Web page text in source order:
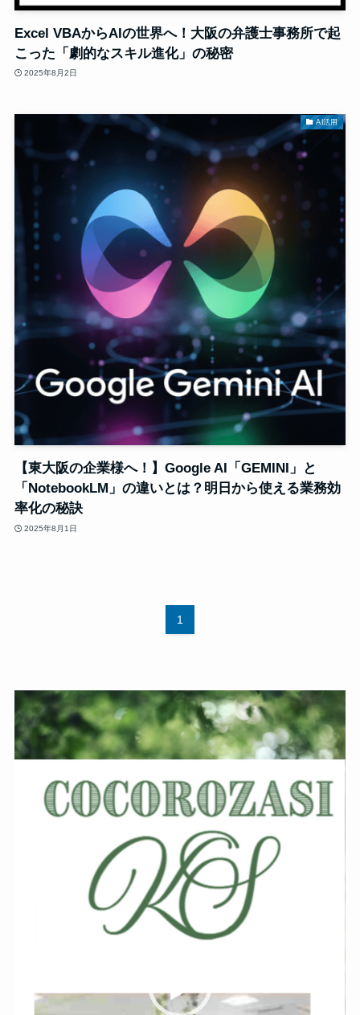
Excel VBAからAIの世界へ！大阪の弁護士事務所で起
こった「劇的なスキル進化」の秘密
2025年8月2日
AI活用
【東大阪の企業様へ！】Google AI「GEMINI」と
「NotebookLM」の違いとは？明日から使える業務効
率化の秘訣
2025年8月1日
1
動
画
プ
レ